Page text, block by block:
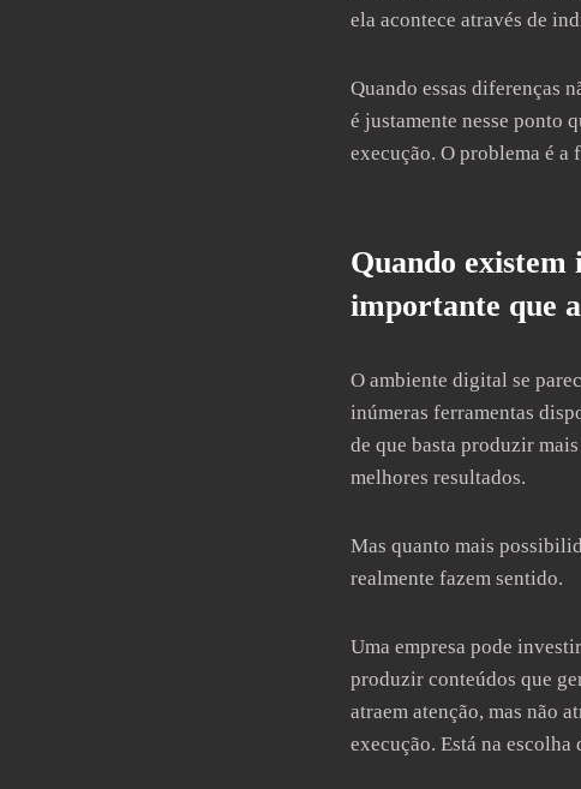
ela acontece através de
Quando essas diferenças
é justamente nesse ponto
execução. O problema é a
Quando
importante que
O ambiente digital se
inúmeras ferramentas
de que basta produzir
melhores resultados.
Mas quanto mais
realmente fazem sentido.
Uma empresa pode
produzir conteúdos que
atraem atenção, mas não
execução. Está na escolha